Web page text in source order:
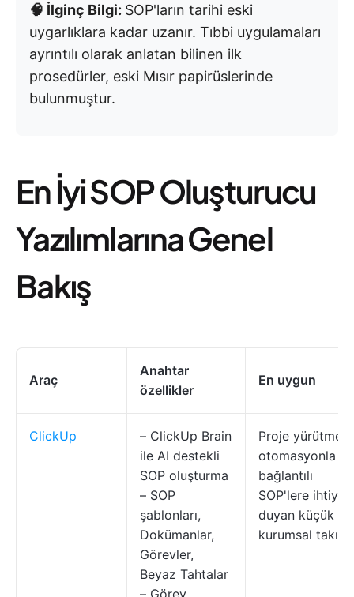
🧠 İlginç Bilgi: SOP'ların tarihi eski
uygarlıklara kadar uzanır. Tıbbi uygulamaları
ayrıntılı olarak anlatan bilinen ilk
prosedürler, eski Mısır papirüslerinde
bulunmuştur.
En İyi SOP Oluşturucu
Yazılımlarına Genel
Bakış
Araç
Anahtar
özellikler
En uygun
ClickUp
– ClickUp Brain
ile AI destekli
SOP oluşturma
– SOP
şablonları,
Dokümanlar,
Görevler,
Beyaz Tahtalar
– Görev
Proje yürütme
otomasyonla
bağlantılı
SOP'lere ihtiyaç
duyan küçük ve
kurumsal